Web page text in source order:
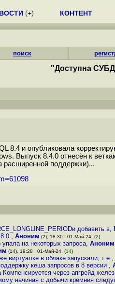
(+) КОНТЕНТ
поиск
"Доступна СУБД
8.4 и опубликовала
Выпуск 8.4.0 отнесён к
расширенной поддержки)...
добавить в,
0 , Аноним (2), 18:30 , 01-Май-24, (2)
на некоторых запроса, Аноним
(14), 19:28 , 01-Май-24, (14)
виртуалке в облаке запускали, т е ,
кеша запросов в 8 версии ,
через апгрейд
начиная с добычи кремния